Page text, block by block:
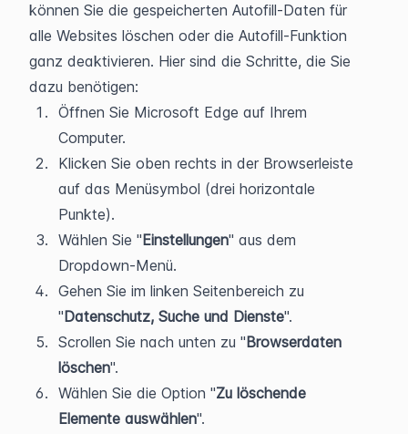
können Sie die gespeicherten Autofill-Daten für
alle Websites löschen oder die Autofill-Funktion
ganz deaktivieren. Hier sind die Schritte, die Sie
dazu benötigen:
Öffnen Sie Microsoft Edge auf Ihrem
Computer.
Klicken Sie oben rechts in der Browserleiste
auf das Menüsymbol (drei horizontale
Punkte).
Wählen Sie "Einstellungen" aus dem
Dropdown-Menü.
Gehen Sie im linken Seitenbereich zu
"Datenschutz, Suche und Dienste".
Scrollen Sie nach unten zu "Browserdaten
löschen".
Wählen Sie die Option "Zu löschende
Elemente auswählen".